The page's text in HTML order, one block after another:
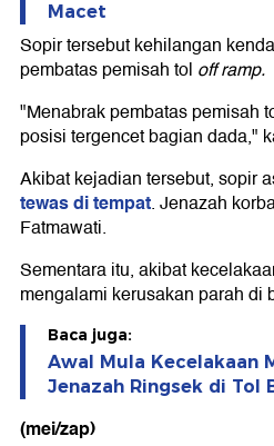
Macet
Sopir tersebut kehilangan
pembatas pemisah tol off ramp.
"Menabrak pembatas pemisah
posisi tergencet bagian dada,"
Akibat kejadian tersebut, sopir
tewas di tempat. Jenazah
Fatmawati.
Sementara itu, akibat
mengalami kerusakan parah di
Baca juga:
Awal Mula Kecelakaan
Jenazah Ringsek di Tol
(mei/zap)